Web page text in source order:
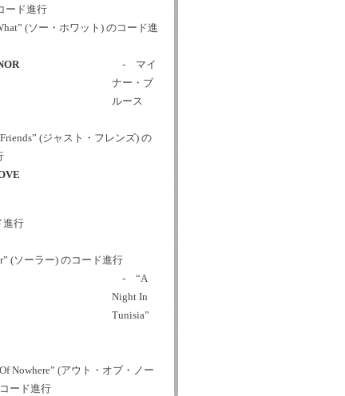
ード進行
(ソー・ホワット) のコード進
- マイ
ナー・ブ
ルース
(ジャスト・フレンズ) の
進行
(ソーラー) のコード進行
- “A
Night In
Tunisia”
Nowhere” (アウト・オブ・ノー
ード進行